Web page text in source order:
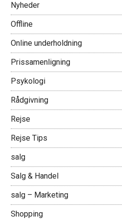
Nyheder
Offline
Online underholdning
Prissamenligning
Psykologi
Rådgivning
Rejse
Rejse Tips
salg
Salg & Handel
salg – Marketing
Shopping